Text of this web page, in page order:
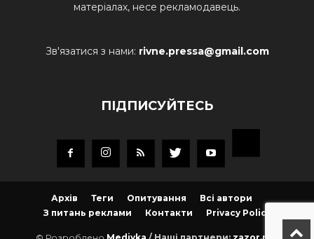
матеріалах, несе рекламодавець.
Зв'язатися з нами: rivne.pressa@gmail.com
ПІДПИСУЙТЕСЬ
Архів Теги Опитування
Всі автори
З питань реклами
Контакти Privacy Policy